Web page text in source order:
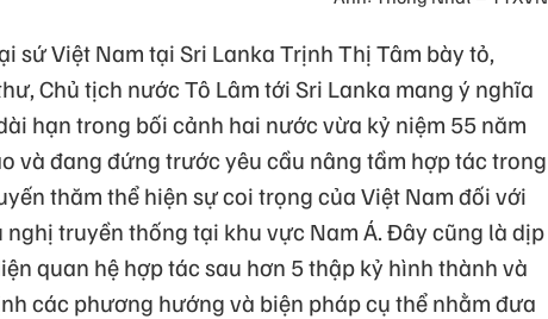
sứ Việt Nam tại Sri Lanka Trịnh Thị Tâm bày tỏ,
Chủ tịch nước Tô Lâm tới Sri Lanka mang ý nghĩa
hạn trong bối cảnh hai nước vừa kỷ niệm 55 năm
và đang đứng trước yêu cầu nâng tầm hợp tác trong
thăm thể hiện sự coi trọng của Việt Nam đối với
truyền thống tại khu vực Nam Á. Đây cũng là dịp
quan hệ hợp tác sau hơn 5 thập kỷ hình thành và
các phương hướng và biện pháp cụ thể nhằm đưa